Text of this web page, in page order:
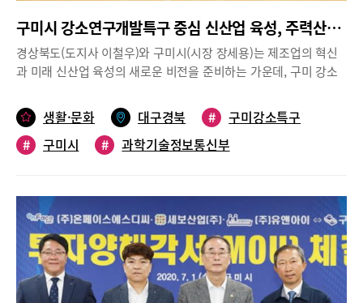
지효과가 극대화 될 것으로 보인다.새로운 산업도시의 조성과 원도
심 외곽의 신도시의 개발로 급격한 인구이탈과 노후 건축물의 증가
등 구미시의 대표적인 고령인구 거주지역인 각산마을 일원에 이번
선정된‘선주원남동 도시재생 뉴딜사업’의 본격적인 추진으로 오래
주민과 상인간의 공동체 의식을 강화해 지속가능하고 자생적인 도
시재생의 기반을 마련하고자 한다.장세용 구미시장은 이번 "'선주
원남동 도시재생 뉴딜사업’ 선정으로 도시재생을 통한 각산마을에
도적인 모델을 제시함으로서 현재 진행 중인 ‘원평동 도시재생사
업’과 더불어 원도심의 새로운 발전과 다양한 사회적가치를 실현해
나갈 것으로 기대된다”고 밝혔다.
구미시 강소연구개발특구 중심 신산업 육성, 주력산업 다변화
경상북도(도지사 이철우)와 구미시(시장 장세용)는 제조업의 혁신
과 미래 신산업 육성의 새로운 비전을 준비하는 가운데, 구미 강소
완성했다고 밝혔다.과학기술정보통신부는 지난 27일 연구개발특구
위원회 심의·의결을 거쳐 경북 구미 강소연구개발특구 신규 지정을
발표했다. 이번 구미강소특구 지정으로 경북에는 지난 해 포항에 이
합을 통해 스마트제조 연구개발과 창업·생산을 연계하는 기술사업
화 플랫폼 구조로 설계했다.구미는 연구, 산업기능이 복합된 기술사
업화 생태계 조성으로 신산업 분야 진출이 활성화 될 것이며, 대기
업 의존형 산업구조를 탈피한 중소기업의 기술자립화를 촉진하게
될 것이다. 특구 면적은 총 2.57㎢(약 78만평)으로 ▲금오공대를 기
술 핵심기관으로 하고, ▲금오테크노밸리, ▲구미국가산업4단지,
생활·문화 대구경북 #
구미강소특구
#
구미시 #
과학기술정보통신부